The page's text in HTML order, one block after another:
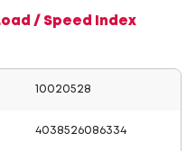
/ Speed Index
10020528
4038526086334